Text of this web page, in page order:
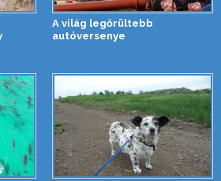
A világ legőrültebb
autóversenye